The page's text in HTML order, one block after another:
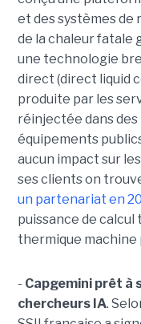
et des systèmes
de la chaleur fatale
une technologie
direct (direct liquid
produite par les
réinjectée dans des
équipements
aucun impact sur
ses clients on
un partenariat en
puissance de
thermique
- Capgemini prêt à
chercheurs IA.